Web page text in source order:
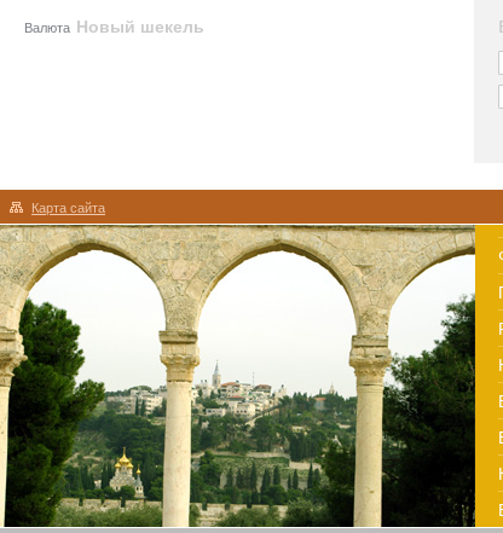
Валюта Новый шекель
Карта сайта